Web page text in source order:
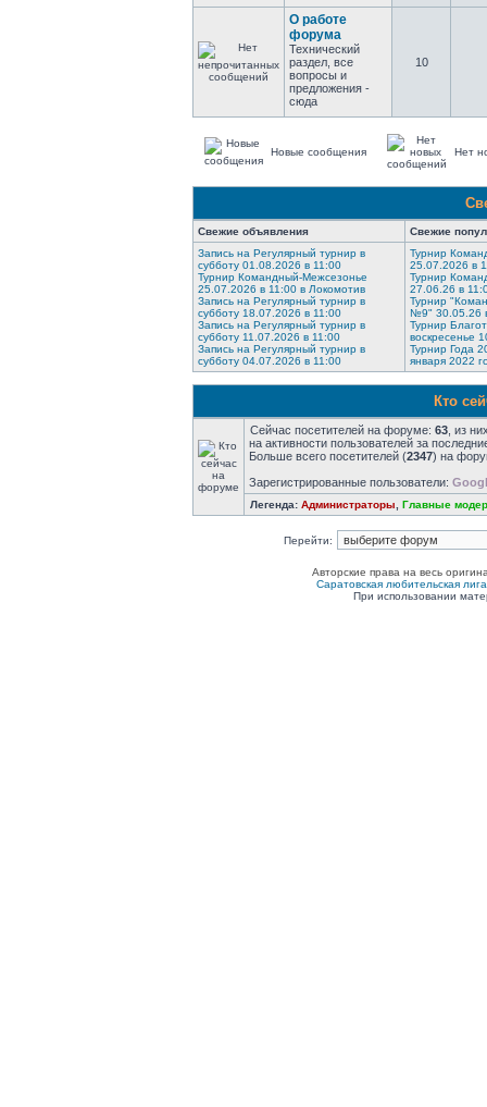
О работе
форума
Технический
раздел, все
вопросы и
предложения -
сюда
10
Новые сообщения Нет
Свежие объявления
Свежие
Запись на Регулярный турнир в
субботу 01.08.2026 в 11:00
Турнир Командный-Межсезонье
25.07.2026 в 11:00 в Локомотив
Запись на Регулярный турнир в
субботу 18.07.2026 в 11:00
Запись на Регулярный турнир в
субботу 11.07.2026 в 11:00
Запись на Регулярный турнир в
субботу 04.07.2026 в 11:00
Турнир
25.07.2026 в
Турнир
27.06.26 в
Турнир
№9" 30.05.26
Турнир
воскресенье
Турнир Года
января 2022
Кто
Сейчас посетителей на форуме: 63 , из
на активности пользователей за
Больше всего посетителей (2347) на
Зарегистрированные пользователи:
Легенда: Администраторы Главные
Перейти:
Авторские права на весь
Саратовская любительская
При использовании